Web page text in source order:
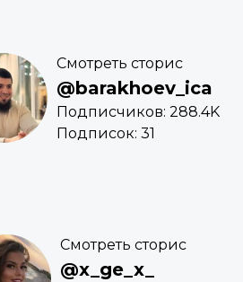
Смотреть сторис
@barakhoev_ica
Подписчиков: 288.4K
Подписок: 31
Смотреть сторис
@x_ge_x_